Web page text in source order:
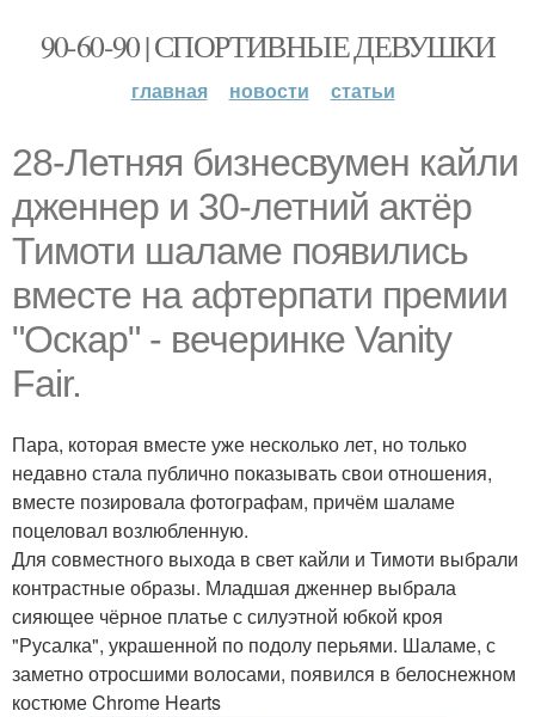
90-60-90 | СПОРТИВНЫЕ ДЕВУШКИ
главная новости статьи
28-Летняя бизнесвумен кайли
дженнер и 30-летний актёр
Тимоти шаламе появились
вместе на афтерпати премии
"Оскар" - вечеринке Vanity
Fair.
Пара, которая вместе уже несколько лет, но только
недавно стала публично показывать свои отношения,
вместе позировала фотографам, причём шаламе
поцеловал возлюбленную.
Для совместного выхода в свет кайли и Тимоти выбрали
контрастные образы. Младшая дженнер выбрала
сияющее чёрное платье с силуэтной юбкой кроя
"Русалка", украшенной по подолу перьями. Шаламе, с
заметно отросшими волосами, появился в белоснежном
костюме Chrome Hearts